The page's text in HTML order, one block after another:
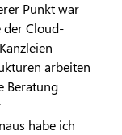
Punkt war
der Cloud-
arbeiten
Beratung
habe ich